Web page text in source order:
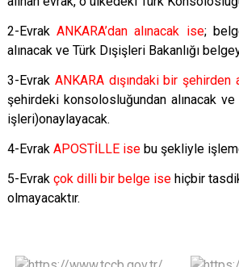
2-EvrakANKARA’dan alınacak ise;
alınacak ve Türk Dışişleri Bakanlığı
3-Evrak ANKARA dışındaki bir şehirden
şehirdeki konsolosluğundan alınacak
işleri)onaylayacak.
4-Evrak APOSTİLLE ise bu şekliyle
5-Evrak çok dilli bir belge ise hiçbir
olmayacaktır.